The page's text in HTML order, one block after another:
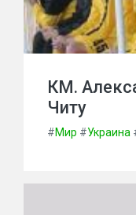
КМ.
Читу
#Мир #Украина